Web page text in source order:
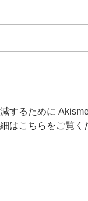
するために
はこちらをご覧く